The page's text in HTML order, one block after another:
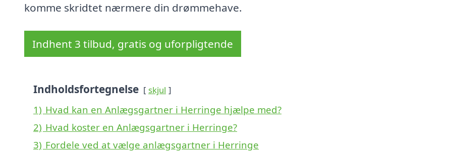
komme skridtet nærmere din drømmehave.
Indhent 3 tilbud, gratis og uforpligtende
Indholdsfortegnelse skjul
1) Hvad kan en Anlægsgartner i Herringe hjælpe med?
2) Hvad koster en Anlægsgartner i Herringe?
3) Fordele ved at vælge anlægsgartner i Herringe